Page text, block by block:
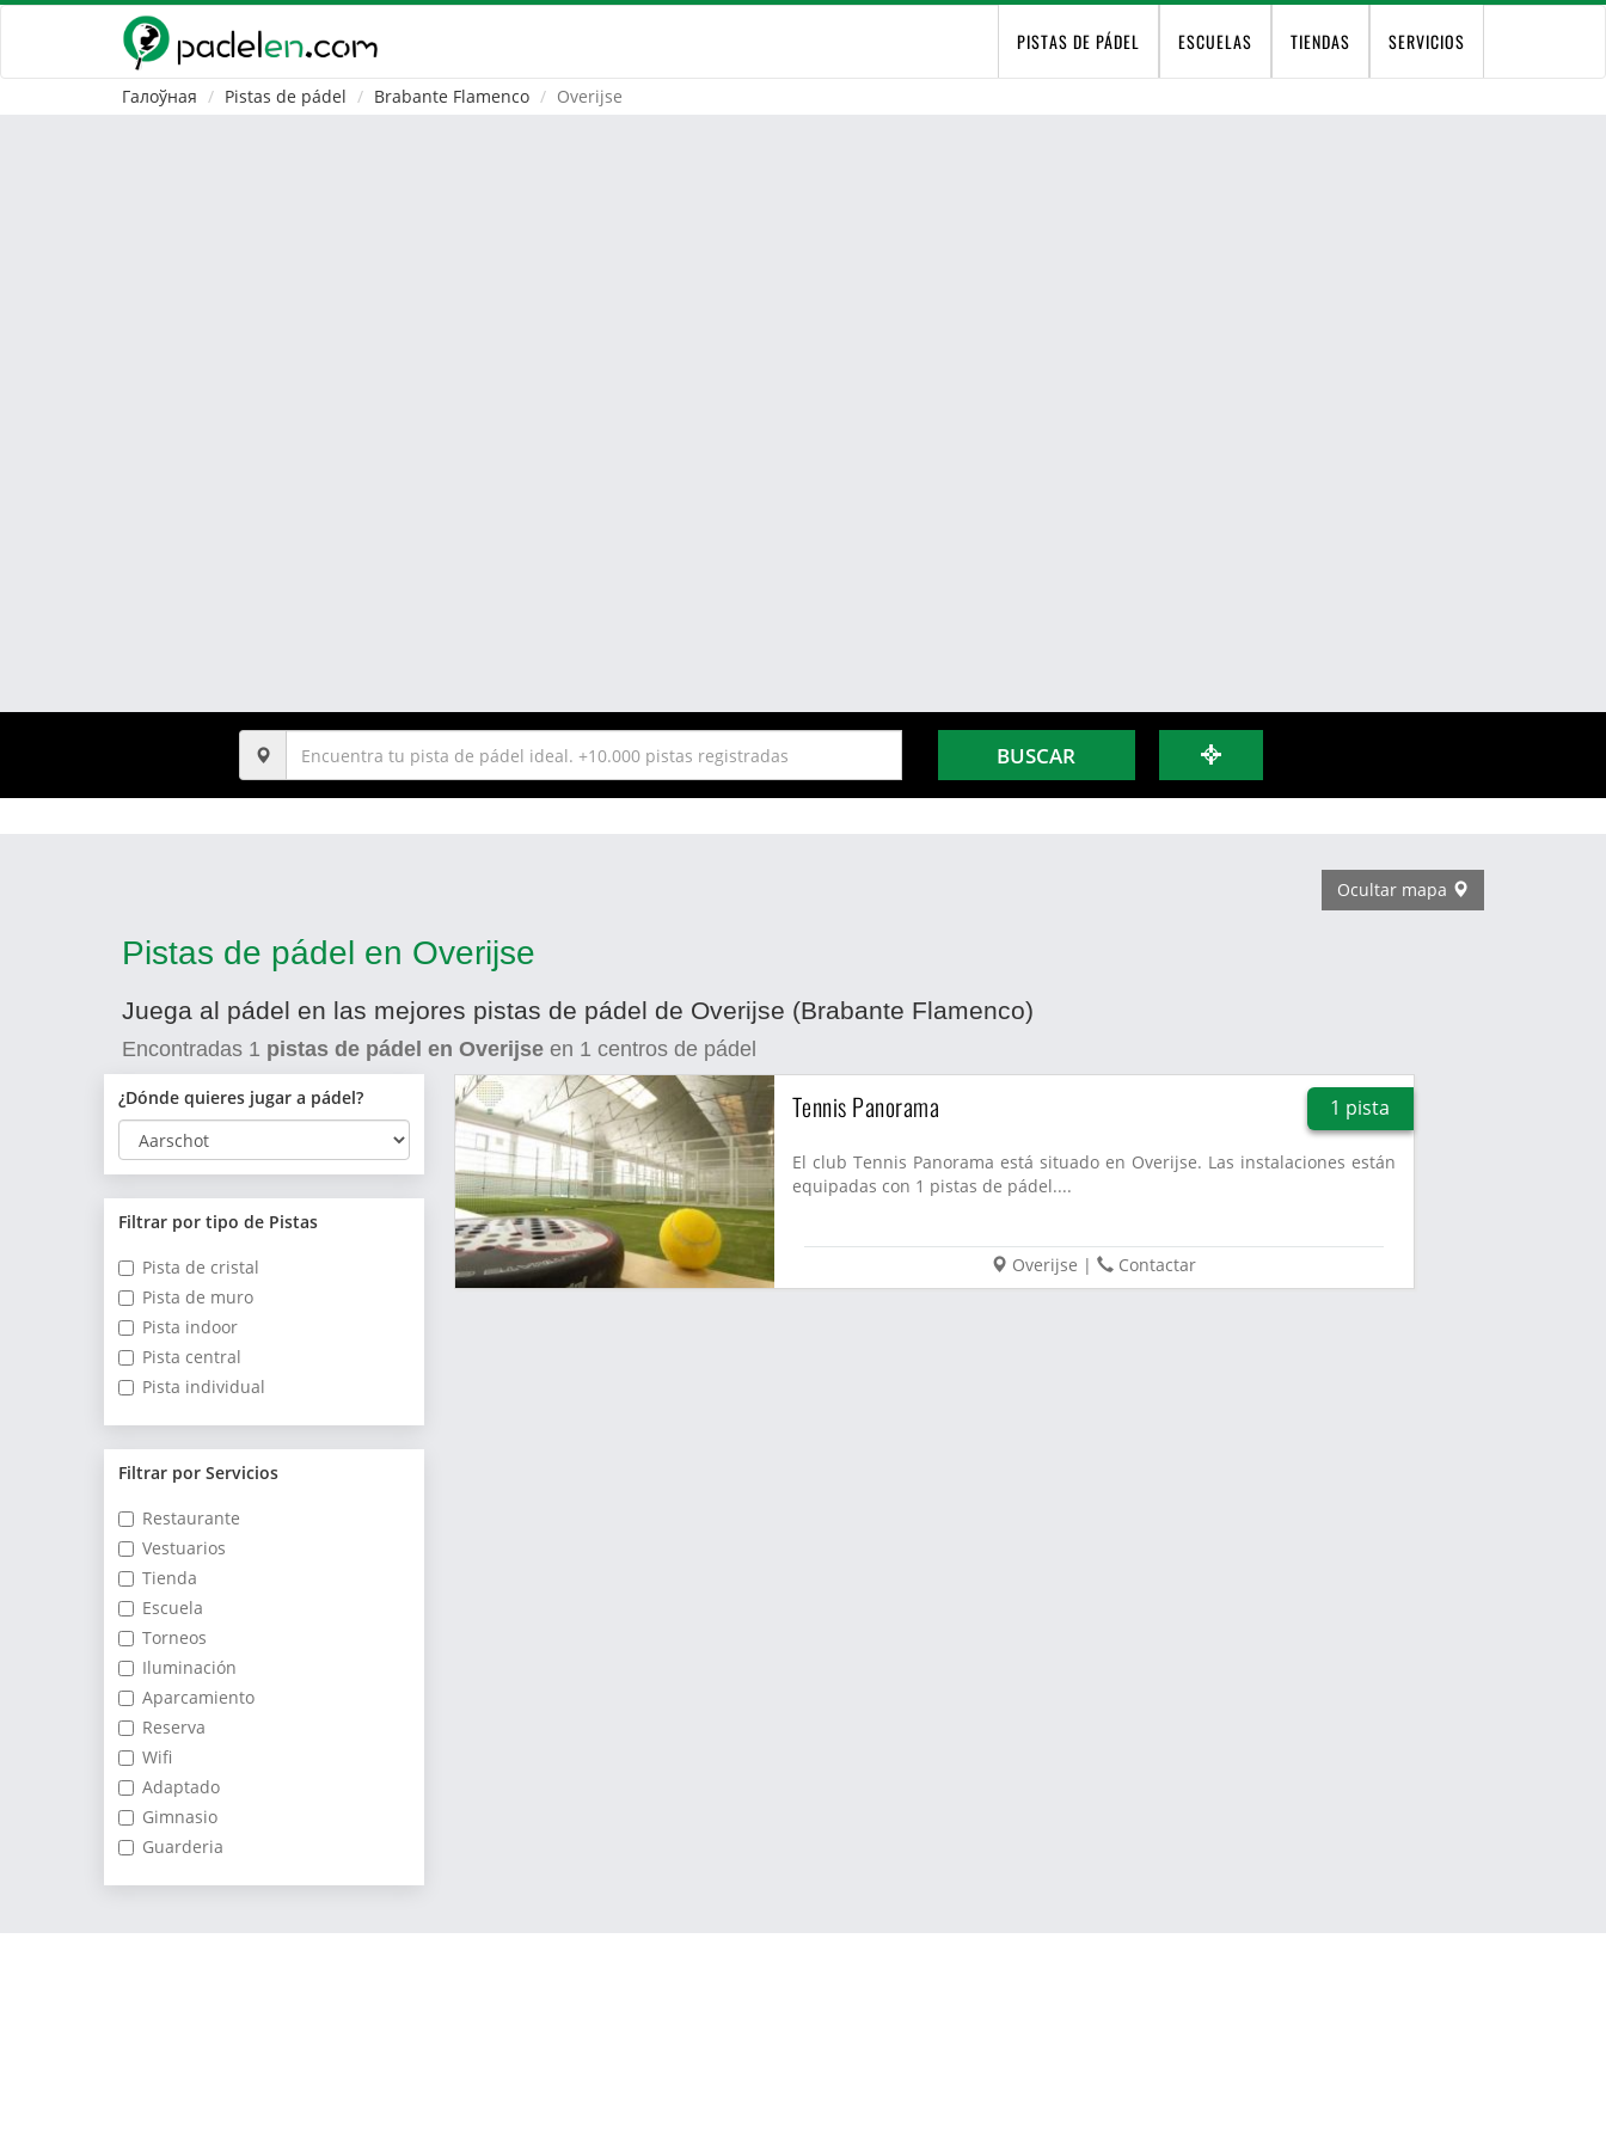
PISTAS DE PÁDEL ESCUELAS TIENDAS SERVICIOS
Галоўная Pistas de pádel Brabante Flamenco Overijse
BUSCAR
Ocultar mapa
Pistas de pádel en Overijse
Juega al pádel en las mejores pistas de pádel de Overijse (Brabante Flamenco)
Encontradas 1 pistas de pádel en Overijse en 1 centros de pádel
¿Dónde quieres jugar a pádel?
Filtrar por tipo de Pistas
Pista de cristal
Pista de muro
Pista indoor
Pista central
Pista individual
Filtrar por Servicios
Restaurante
Vestuarios
Tienda
Escuela
Torneos
Iluminación
Aparcamiento
Reserva
Wifi
Adaptado
Gimnasio
Guarderia
Tennis Panorama 1 pista
El club Tennis Panorama está situado en Overijse. Las instalaciones están
equipadas con 1 pistas de pádel....
Overijse | Contactar